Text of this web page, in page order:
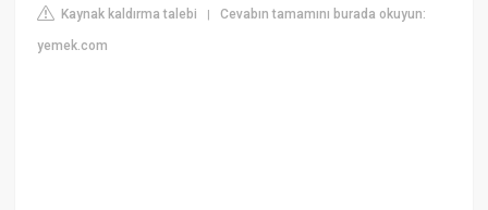
Kaynak kaldırma talebi |Cevabın tamamını burada okuyun:
yemek.com